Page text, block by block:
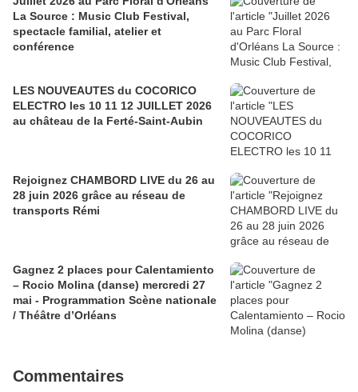
La Source : Music Club Festival,
spectacle familial, atelier et
conférence
LES NOUVEAUTES du COCORICO
ELECTRO les 10 11 12 JUILLET 2026
au château de la Ferté-Saint-Aubin
Rejoignez CHAMBORD LIVE du 26 au
28 juin 2026 grâce au réseau de
transports Rémi
Gagnez 2 places pour Calentamiento
– Rocio Molina (danse) mercredi 27
mai - Programmation Scène nationale
/ Théâtre d’Orléans
Commentaires